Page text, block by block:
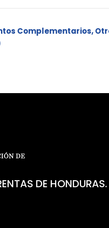
Complementarios,
DE HONDURAS.